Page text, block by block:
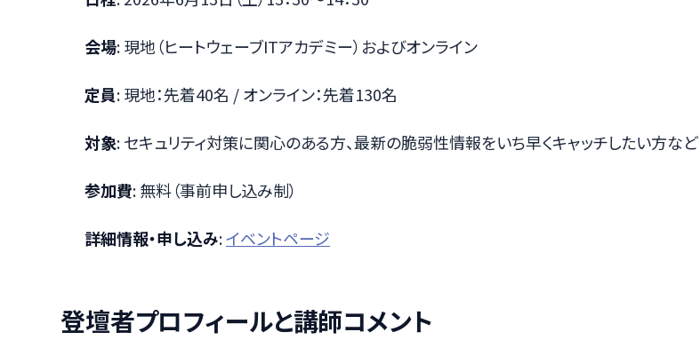
会場: 現地（ヒートウェーブITアカデミー）およびオンライン
定員: 現地：先着40名 / オンライン：先着130名
対象: セキュリティ対策に関心のある方、最新の脆弱性情報をいち早くキャッチしたい方など
参加費: 無料（事前申し込み制）
詳細情報・申し込み:イベントページ
登壇者プロフィールと講師コメント